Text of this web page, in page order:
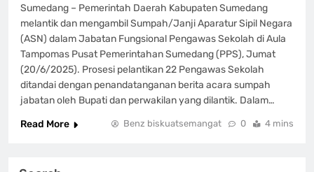
Sumedang – Pemerintah Daerah Kabupaten Sumedang
melantik dan mengambil Sumpah/Janji Aparatur Sipil Negara
(ASN) dalam Jabatan Fungsional Pengawas Sekolah di Aula
Tampomas Pusat Pemerintahan Sumedang (PPS), Jumat
(20/6/2025). Prosesi pelantikan 22 Pengawas Sekolah
ditandai dengan penandatanganan berita acara sumpah
jabatan oleh Bupati dan perwakilan yang dilantik. Dalam…
Read More
Benz biskuatsemangat 0 4 mins